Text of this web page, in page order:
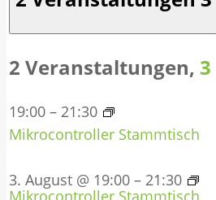
2 Veranstaltungen, 3
19:00 – 21:30
Mikrocontroller Stammtisch
3. August @ 19:00 – 21:30
Mikrocontroller Stammtisch